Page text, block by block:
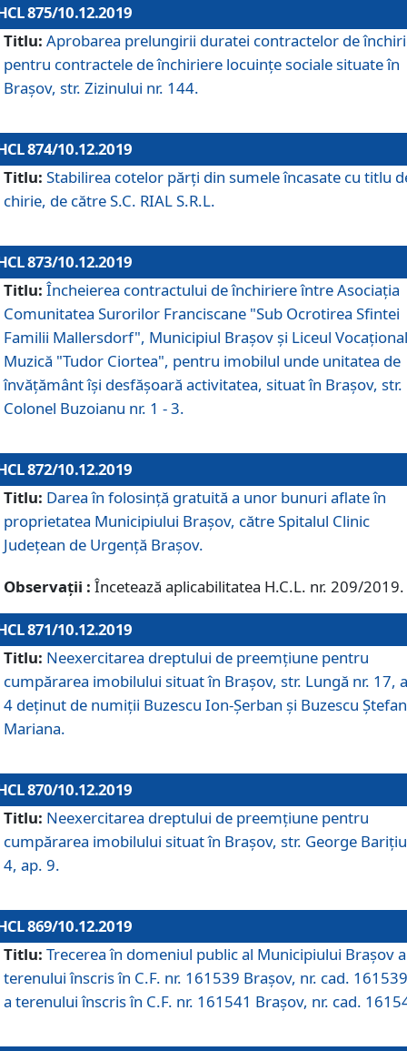
875/10.12.2019
Titlu: Aprobarea prelungirii duratei contractelor de
pentru contractele de închiriere locuinţe sociale situate în
Braşov, str. Zizinului nr. 144.
874/10.12.2019
Titlu: Stabilirea cotelor părți din sumele încasate cu titlu
chirie, de către S.C. RIAL S.R.L.
873/10.12.2019
Titlu: Încheierea contractului de închiriere între Asociația
Comunitatea Surorilor Franciscane "Sub Ocrotirea Sfintei
Familii Mallersdorf", Municipiul Braşov şi Liceul
Muzică "Tudor Ciortea", pentru imobilul unde unitatea de
învățământ îşi desfăşoară activitatea, situat în Braşov, str.
Colonel Buzoianu nr. 1 - 3.
872/10.12.2019
Titlu: Darea în folosinţă gratuită a unor bunuri aflate în
proprietatea Municipiului Braşov, către Spitalul Clinic
Judeţean de Urgenţă Braşov.
Observații : Încetează aplicabilitatea H.C.L. nr. 209/2019.
871/10.12.2019
Titlu: Neexercitarea dreptului de preemţiune pentru
cumpărarea imobilului situat în Braşov, str. Lungă nr. 17,
4 deţinut de numiţii Buzescu Ion-Şerban și Buzescu
Mariana.
870/10.12.2019
Titlu: Neexercitarea dreptului de preemţiune pentru
cumpărarea imobilului situat în Braşov, str. George
4, ap. 9.
869/10.12.2019
Titlu: Trecerea în domeniul public al Municipiului Braşov a
terenului înscris în C.F. nr. 161539 Brașov, nr. cad.
a terenului înscris în C.F. nr. 161541 Brașov, nr. cad.